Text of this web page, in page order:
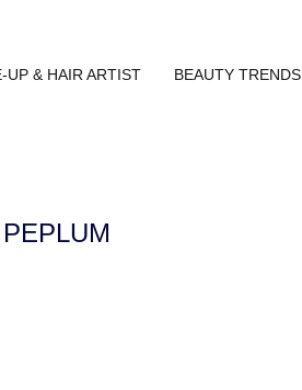
UP & HAIR ARTIST BEAUTY TRENDS
PEPLUM